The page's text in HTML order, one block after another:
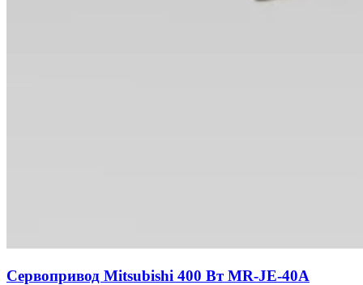
Сервопривод Mitsubishi 400 Вт MR-JE-40A